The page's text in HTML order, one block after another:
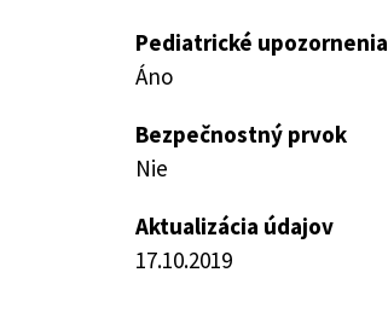
Pediatrické upozornenia
Áno
Bezpečnostný prvok
Nie
Aktualizácia údajov
17.10.2019